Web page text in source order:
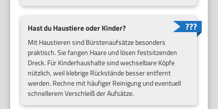
Hast du Haustiere oder Kinder?
Mit Haustieren sind Bürstenaufsätze besonders
praktisch. Sie fangen Haare und lösen festsitzenden
Dreck. Für Kinderhaushalte sind wechselbare Köpfe
nützlich, weil klebrige Rückstände besser entfernt
werden. Rechne mit häufiger Reinigung und eventuell
schnellerem Verschleiß der Aufsätze.